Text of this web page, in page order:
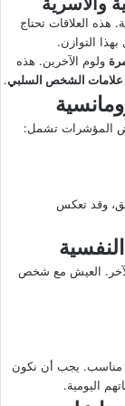
هذه العلاقات تحتاج
التوازن.
ولوم الآخرين. هذه
علامات الشخص السلبي.
المؤشرات تشمل:
وقد تعكس
العيش مع شخص
مناسب. يجب أن نكون
اليومية.